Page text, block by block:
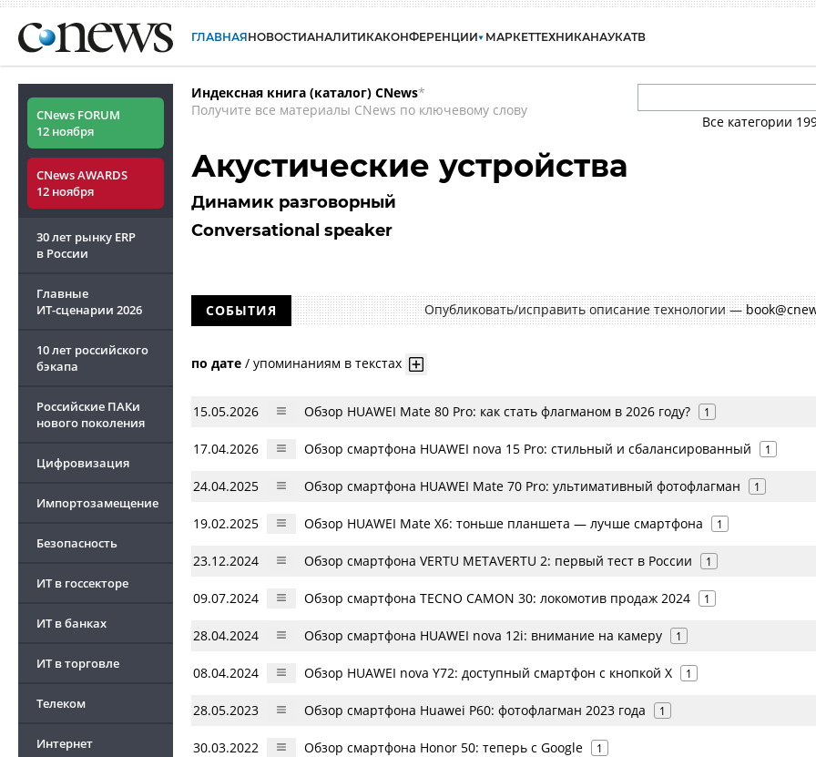
ГЛАВНАЯНОВОСТИАНАЛИТИКАКОНФЕРЕНЦИИ МАРКЕТТЕХНИКАНАУКАТВ
CNews FORUM
12 ноября
CNews AWARDS
12 ноября
30 лет рынку ERP
в России
Главные
ИТ-сценарии 2026
10 лет российского
бэкапа
Российские ПАКи
нового поколения
Цифровизация
Импортозамещение
Безопасность
ИТ в госсекторе
ИТ в банках
ИТ в торговле
Телеком
Интернет
Индексная книга (каталог) CNews*
Получите все материалы CNews по ключевому слову
Все категории
Акустические устройства
Динамик разговорный
Conversational speaker
СОБЫТИЯ Опубликовать/исправить описание технологии —
по дате / упоминаниям в текстах
15.05.2026 Обзор HUAWEI Mate 80 Pro: как стать флагманом в 2026 году? 1
17.04.2026 Обзор смартфона HUAWEI nova 15 Pro: стильный и сбалансированный 1
24.04.2025 Обзор смартфона HUAWEI Mate 70 Pro: ультимативный фотофлагман 1
19.02.2025 Обзор HUAWEI Mate X6: тоньше планшета — лучше смартфона 1
23.12.2024 Обзор смартфона VERTU METAVERTU 2: первый тест в России 1
09.07.2024 Обзор смартфона TECNO CAMON 30: локомотив продаж 2024 1
28.04.2024 Обзор смартфона HUAWEI nova 12i: внимание на камеру 1
08.04.2024 Обзор HUAWEI nova Y72: доступный смартфон с кнопкой X 1
28.05.2023 Обзор смартфона Huawei P60: фотофлагман 2023 года 1
30.03.2022 Обзор смартфона Honor 50: теперь с Google 1